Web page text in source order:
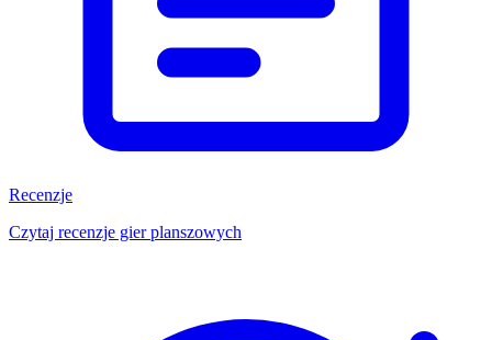
Recenzje
Czytaj recenzje gier planszowych